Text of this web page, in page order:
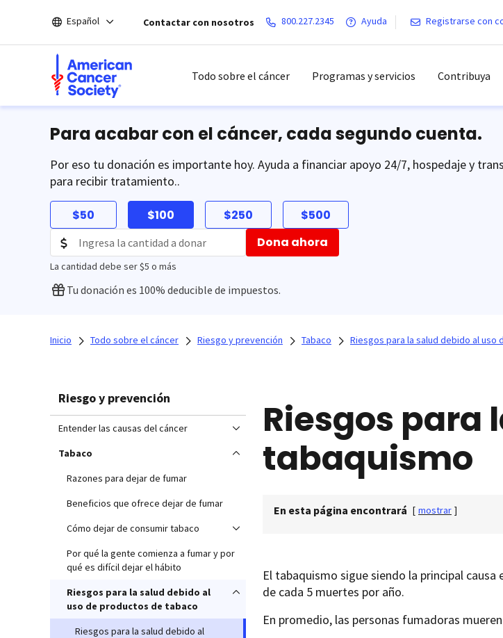
el
Español Contactar con nosotros 800.227.2345 Ayuda Registrarse con
Todo sobre el cáncer Programas y servicios Contribuya
Para acabar con el cáncer, cada segundo cuenta.
Por eso tu donación es importante hoy. Ayuda a financiar apoyo 24/7, hospedaje y
para recibir tratamiento..
$50 $100 $250 $500
La cantidad debe ser $5 o más
Dona ahora
Tu donación es 100% deducible de impuestos.
Inicio Todo sobre el cáncer Riesgo y prevención Tabaco Riesgos para la salud debido al
Riesgo y prevención
Entender las causas del cáncer
Tabaco
Razones para dejar de fumar
Beneficios que ofrece dejar de fumar
Cómo dejar de consumir tabaco
Por qué la gente comienza a fumar y por
qué es difícil dejar el hábito
Riesgos para la salud debido al
uso de productos de tabaco
Riesgos para la salud debido al
Riesgos para
tabaquismo
En esta página encontrará [ mostrar ]
El tabaquismo sigue siendo la principal
de cada 5 muertes por año.
En promedio, las personas fumadoras